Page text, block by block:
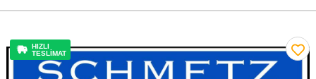
HIZLI
TESLİMAT